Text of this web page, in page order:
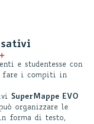
e studentesse con
fare i compiti in
SuperMappe EVO
organizzare le
forma di testo,